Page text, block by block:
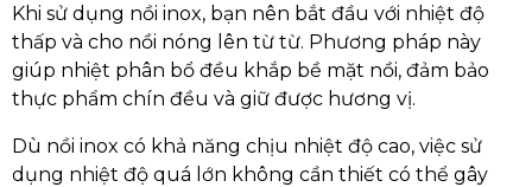
Khi sử dụng nồi inox, bạn nên bắt đầu với nhiệt độ
thấp và cho nồi nóng lên từ từ. Phương pháp này
giúp nhiệt phân bổ đều khắp bề mặt nồi, đảm bảo
thực phẩm chín đều và giữ được hương vị.
Dù nồi inox có khả năng chịu nhiệt độ cao, việc sử
dụng nhiệt độ quá lớn không cần thiết có thể gây